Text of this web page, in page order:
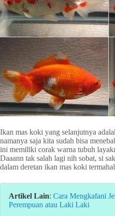
Ikan mas koki yang selanjutnya
namanya saja kita sudah bisa
ini memiliki corak warna tubuh
Daaann tak salah lagi nih sobat, si
dalam deretan ikan mas koki
Artikel Lain: Cara Mengkafani
Perempuan atau Laki Laki